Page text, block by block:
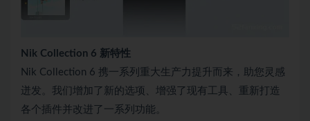
Nik Collection 6 新特性
Nik Collection 6 携一系列重大生产力提升而来，助您灵感
迸发。我们增加了新的选项、增强了现有工具、重新打造
各个插件并改进了一系列功能。